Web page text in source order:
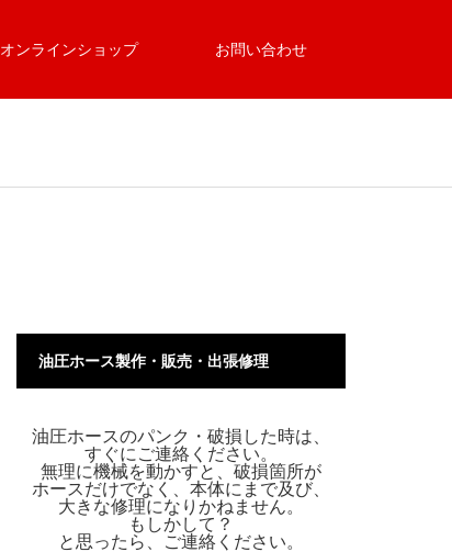
オンラインショップ お問い合わせ
油圧ホース製作・販売・出張修理
油圧ホースのパンク・破損した時は、
すぐにご連絡ください。
無理に機械を動かすと、破損箇所が
ホースだけでなく、本体にまで及び、
大きな修理になりかねません。
もしかして？
と思ったら、ご連絡ください。